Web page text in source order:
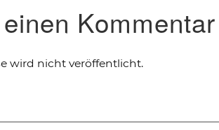
Kommentar
wird nicht veröffentlicht.